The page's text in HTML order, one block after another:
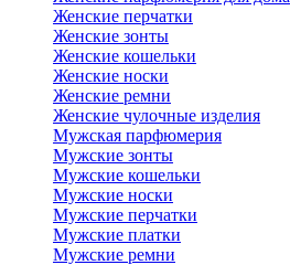
Женские перчатки
Женские зонты
Женские кошельки
Женские носки
Женские ремни
Женские чулочные изделия
Мужская парфюмерия
Мужские зонты
Мужские кошельки
Мужские носки
Мужские перчатки
Мужские платки
Мужские ремни